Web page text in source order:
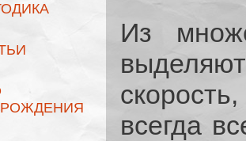
Из
всегда